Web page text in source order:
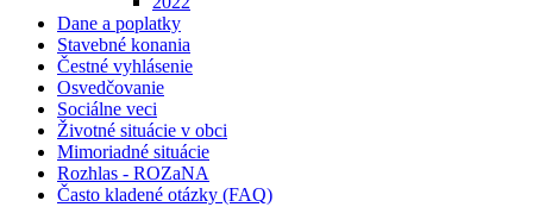
Dane a poplatky
Stavebné konania
Čestné vyhlásenie
Osvedčovanie
Sociálne veci
Životné situácie v obci
Mimoriadné situácie
Rozhlas - ROZaNA
Často kladené otázky (FAQ)